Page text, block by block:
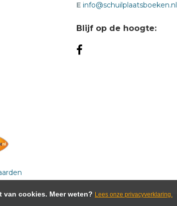
E info@schuilplaatsboeken.nl
Blijf op de hoogte:
van cookies. Meer weten? Lees onze privacyverklaring.